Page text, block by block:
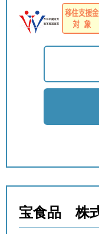
宝食品 株